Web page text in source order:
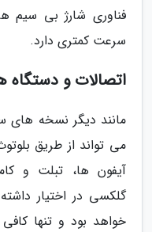
فناوری شارژ بی سیم
سرعت کمتری دارد.
اتصالات و دستگاه
مانند دیگر نسخه
می تواند از طریق
آیفون ها، تبلت و
گلکسی در اختیار
خواهد بود و تنها